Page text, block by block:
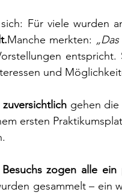
Für viele wurden
Manche merkten:
und
gehen die
ersten
zogen alle ein
gesammelt – ein